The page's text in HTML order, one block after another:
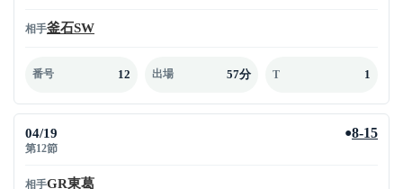
相手釜石SW
番号 12 出場 57分 T 1
04/19
第12節
●8-15
相手GR東葛